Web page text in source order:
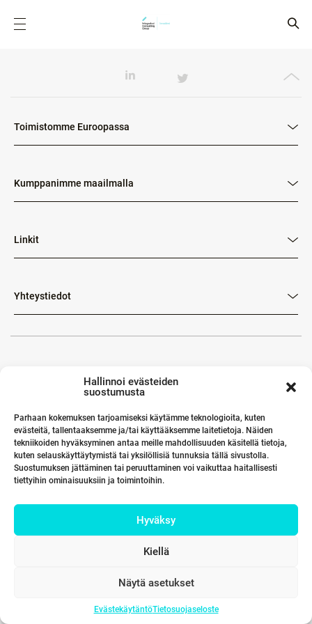
Hallinnoi evästeiden
suostumusta
Parhaan kokemuksen tarjoamiseksi käytämme teknologioita, kuten
evästeitä, tallentaaksemme ja/tai käyttääksemme laitetietoja. Näiden
tekniikoiden hyväksyminen antaa meille mahdollisuuden käsitellä tietoja,
kuten selauskäyttäytymistä tai yksilöllisiä tunnuksia tällä sivustolla.
Suostumuksen jättäminen tai peruuttaminen voi vaikuttaa haitallisesti
tiettyihin ominaisuuksiin ja toimintoihin.
Hyväksy
Kiellä
Näytä asetukset
EvästekäytäntöTietosuojaseloste
Toimistomme Euroopassa
Kumppanimme maailmalla
Linkit
Yhteystiedot